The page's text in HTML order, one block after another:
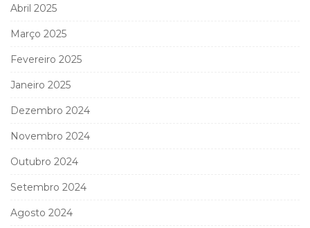
Abril 2025
Março 2025
Fevereiro 2025
Janeiro 2025
Dezembro 2024
Novembro 2024
Outubro 2024
Setembro 2024
Agosto 2024